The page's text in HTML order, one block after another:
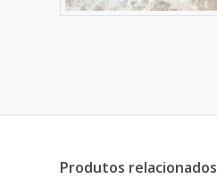
Produtos relacionados